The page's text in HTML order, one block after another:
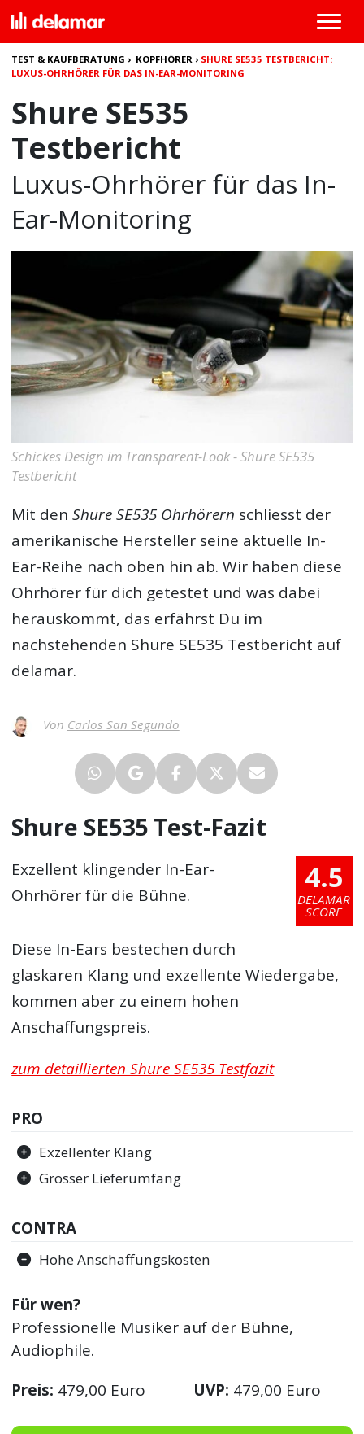
TEST & KAUFBERATUNG › KOPFHÖRER › SHURE SE535 TESTBERICHT:
LUXUS-OHRHÖRER FÜR DAS IN-EAR-MONITORING
Shure SE535
Testbericht
Luxus-Ohrhörer für das In-
Ear-Monitoring
Schickes Design im Transparent-Look - Shure SE535
Testbericht
Mit denShure SE535 Ohrhörern schliesst der
amerikanische Hersteller seine aktuelle In-
Ear-Reihe nach oben hin ab. Wir haben diese
Ohrhörer für dich getestet und was dabei
herauskommt, das erfährst Du im
nachstehenden Shure SE535 Testbericht auf
delamar.
Von Carlos San Segundo
Shure SE535 Test-Fazit
4.5
DELAMAR
SCORE
Exzellent klingender In-Ear-
Ohrhörer für die Bühne.
Diese In-Ears bestechen durch
glaskaren Klang und exzellente Wiedergabe,
kommen aber zu einem hohen
Anschaffungspreis.
zum detaillierten Shure SE535 Testfazit
PRO
Exzellenter Klang
Grosser Lieferumfang
CONTRA
Hohe Anschaffungskosten
Für wen?
Professionelle Musiker auf der Bühne,
Audiophile.
Preis: 479,00 Euro UVP: 479,00 Euro